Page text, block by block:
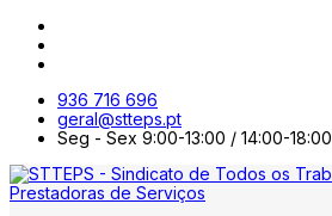
936 716 696
geral@stteps.pt
Seg - Sex 9:00-13:00 / 14:00-18:00